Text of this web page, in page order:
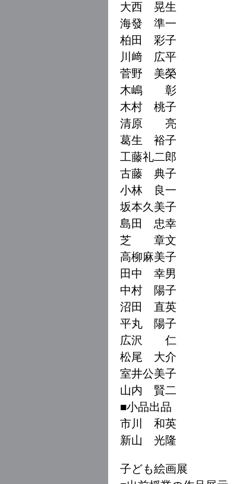
大西 晃生
海發 準一
柏田 彩子
川﨑 広平
菅野 美榮
木嶋 彰
木村 桃子
清原 亮
葛生 裕子
工藤礼二郎
古藤 典子
小林 良一
坂本久美子
島田 忠幸
芝 章文
高柳麻美子
田中 幸男
中村 陽子
沼田 直英
平丸 陽子
広沢 仁
松尾 大介
室井公美子
山内 賢二
■小品出品
市川 和英
新山 光隆
子ども絵画展